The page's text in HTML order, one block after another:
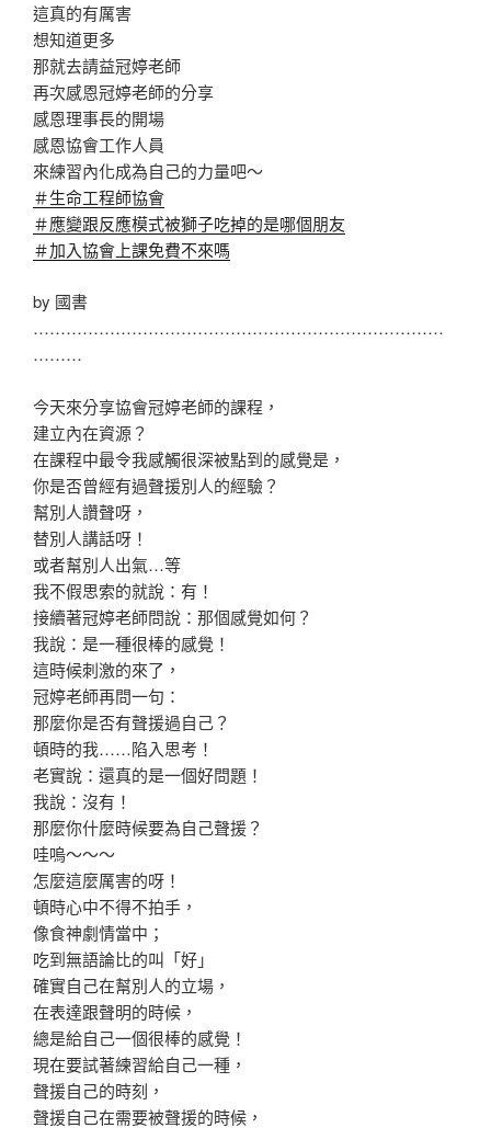
這真的有厲害
想知道更多
那就去請益冠婷老師
再次感恩冠婷老師的分享
感恩理事長的開場
感恩協會工作人員
來練習內化成為自己的力量吧～
＃生命工程師協會
＃應變跟反應模式被獅子吃掉的是哪個朋友
＃加入協會上課免費不來嗎
by 國書
…………………………………………………………………
………
今天來分享協會冠婷老師的課程，
建立內在資源？
在課程中最令我感觸很深被點到的感覺是，
你是否曾經有過聲援別人的經驗？
幫別人讚聲呀，
替別人講話呀！
或者幫別人出氣…等
我不假思索的就說：有！
接續著冠婷老師問說：那個感覺如何？
我說：是一種很棒的感覺！
這時候刺激的來了，
冠婷老師再問一句：
那麼你是否有聲援過自己？
頓時的我……陷入思考！
老實說：還真的是一個好問題！
我說：沒有！
那麼你什麼時候要為自己聲援？
哇嗚～～～
怎麼這麼厲害的呀！
頓時心中不得不拍手，
像食神劇情當中；
吃到無語論比的叫「好」
確實自己在幫別人的立場，
在表達跟聲明的時候，
總是給自己一個很棒的感覺！
現在要試著練習給自己一種，
聲援自己的時刻，
聲援自己在需要被聲援的時候，